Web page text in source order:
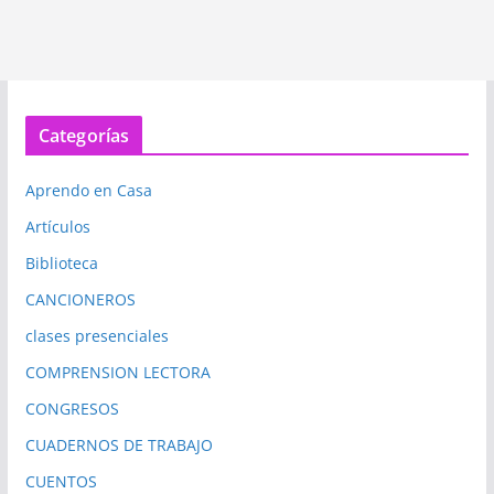
Categorías
Aprendo en Casa
Artículos
Biblioteca
CANCIONEROS
clases presenciales
COMPRENSION LECTORA
CONGRESOS
CUADERNOS DE TRABAJO
CUENTOS